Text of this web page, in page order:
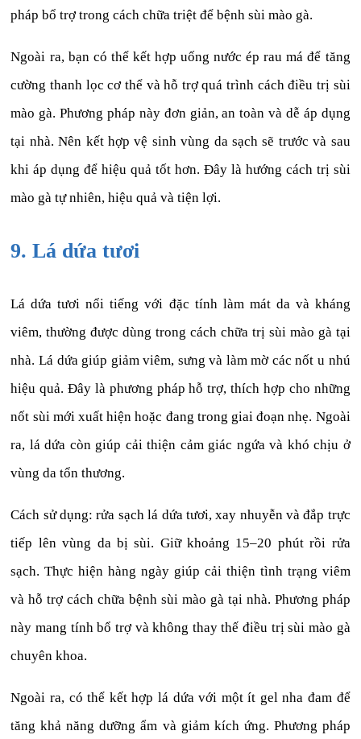
pháp bổ trợ trong cách chữa triệt để bệnh sùi mào gà.
Ngoài ra, bạn có thể kết hợp uống nước ép rau má để tăng
cường thanh lọc cơ thể và hỗ trợ quá trình cách điều trị sùi
mào gà. Phương pháp này đơn giản, an toàn và dễ áp dụng
tại nhà. Nên kết hợp vệ sinh vùng da sạch sẽ trước và sau
khi áp dụng để hiệu quả tốt hơn. Đây là hướng cách trị sùi
mào gà tự nhiên, hiệu quả và tiện lợi.
9. Lá dứa tươi
Lá dứa tươi nổi tiếng với đặc tính làm mát da và kháng
viêm, thường được dùng trong cách chữa trị sùi mào gà tại
nhà. Lá dứa giúp giảm viêm, sưng và làm mờ các nốt u nhú
hiệu quả. Đây là phương pháp hỗ trợ, thích hợp cho những
nốt sùi mới xuất hiện hoặc đang trong giai đoạn nhẹ. Ngoài
ra, lá dứa còn giúp cải thiện cảm giác ngứa và khó chịu ở
vùng da tổn thương.
Cách sử dụng: rửa sạch lá dứa tươi, xay nhuyễn và đắp trực
tiếp lên vùng da bị sùi. Giữ khoảng 15–20 phút rồi rửa
sạch. Thực hiện hàng ngày giúp cải thiện tình trạng viêm
và hỗ trợ cách chữa bệnh sùi mào gà tại nhà. Phương pháp
này mang tính bổ trợ và không thay thế điều trị sùi mào gà
chuyên khoa.
Ngoài ra, có thể kết hợp lá dứa với một ít gel nha đam để
tăng khả năng dưỡng ẩm và giảm kích ứng. Phương pháp